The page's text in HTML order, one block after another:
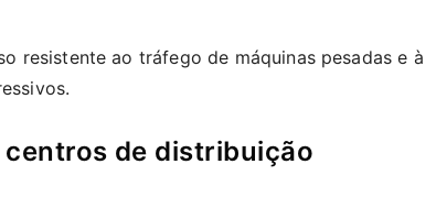
resistente ao tráfego de máquinas pesadas e à
de distribuição